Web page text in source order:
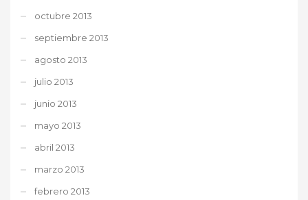
octubre 2013
septiembre 2013
agosto 2013
julio 2013
junio 2013
mayo 2013
abril 2013
marzo 2013
febrero 2013